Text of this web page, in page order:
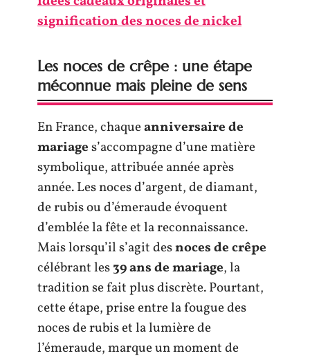
signification des noces de nickel
Les noces de crêpe : une étape
méconnue mais pleine de sens
En France, chaqueanniversaire de
mariages’accompagne d’une matière
symbolique, attribuée année après
année. Les noces d’argent, de diamant,
de rubis ou d’émeraude évoquent
d’emblée la fête et la reconnaissance.
Mais lorsqu’il s’agit desnoces de crêpe
célébrant les39 ans de mariage, la
tradition se fait plus discrète. Pourtant,
cette étape, prise entre la fougue des
noces de rubis et la lumière de
l’émeraude, marque un moment de